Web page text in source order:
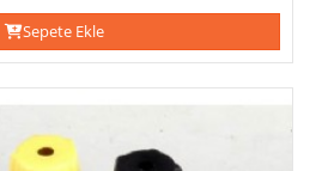
Sepete Ekle